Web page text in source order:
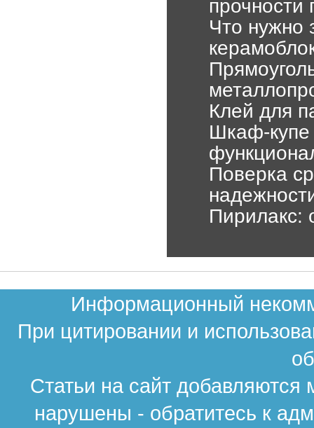
прочности
Что нужно
Клей для
Шкаф-купе
Поверка
Пирилакс:
Информационный
При цитировании и
Статьи на сайт
нарушены - обратитесь к